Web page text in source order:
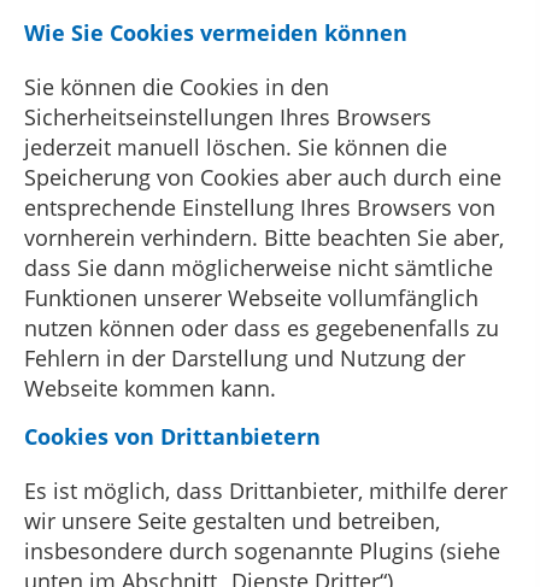
Wie Sie Cookies vermeiden können
Sie können die Cookies in den
Sicherheitseinstellungen Ihres Browsers
jederzeit manuell löschen. Sie können die
Speicherung von Cookies aber auch durch eine
entsprechende Einstellung Ihres Browsers von
vornherein verhindern. Bitte beachten Sie aber,
dass Sie dann möglicherweise nicht sämtliche
Funktionen unserer Webseite vollumfänglich
nutzen können oder dass es gegebenenfalls zu
Fehlern in der Darstellung und Nutzung der
Webseite kommen kann.
Cookies von Drittanbietern
Es ist möglich, dass Drittanbieter, mithilfe derer
wir unsere Seite gestalten und betreiben,
insbesondere durch sogenannte Plugins (siehe
unten im Abschnitt „Dienste Dritter“),